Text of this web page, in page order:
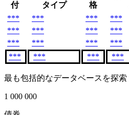
付
タイプ
格
***
*** *** ***
***
*** *** ***
***
*** *** ***
***
*** *** ***
最も包括的なデータベースを探索
1 000 000